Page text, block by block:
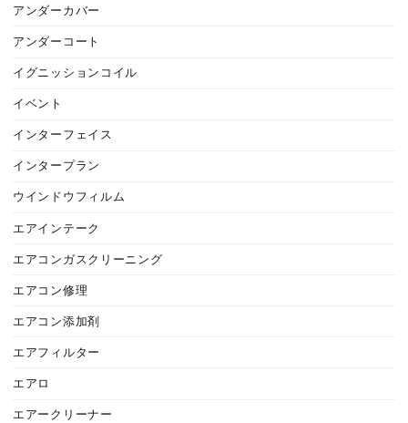
アンダーカバー
アンダーコート
イグニッションコイル
イベント
インターフェイス
インタープラン
ウインドウフィルム
エアインテーク
エアコンガスクリーニング
エアコン修理
エアコン添加剤
エアフィルター
エアロ
エアークリーナー